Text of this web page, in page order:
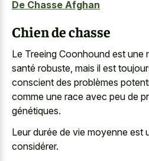
De Chasse Afghan
Chien de chasse
Le Treeing Coonhound est une
santé robuste, mais il est
conscient des problèmes
comme une race avec peu de
génétiques.
Leur durée de vie moyenne est
considérer.